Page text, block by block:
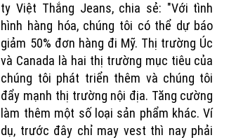
ty Việt Thắng Jeans, chia sẻ: "Với tình
hình hàng hóa, chúng tôi có thể dự báo
giảm 50% đơn hàng đi Mỹ. Thị trường Úc
và Canada là hai thị trường mục tiêu của
chúng tôi phát triển thêm và chúng tôi
đẩy mạnh thị trường nội địa. Tăng cường
làm thêm một số loại sản phẩm khác. Ví
dụ, trước đây chỉ may vest thì nay phải